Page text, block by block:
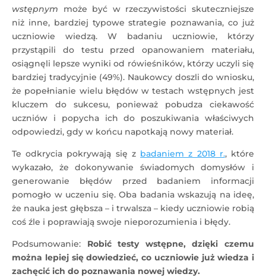
wstępnym może być w rzeczywistości skuteczniejsze
niż inne, bardziej typowe strategie poznawania, co już
uczniowie wiedzą. W badaniu uczniowie, którzy
przystąpili do testu przed opanowaniem materiału,
osiągnęli lepsze wyniki od rówieśników, którzy uczyli się
bardziej tradycyjnie (49%). Naukowcy doszli do wniosku,
że popełnianie wielu błędów w testach wstępnych jest
kluczem do sukcesu, ponieważ pobudza ciekawość
uczniów i popycha ich do poszukiwania właściwych
odpowiedzi, gdy w końcu napotkają nowy materiał.
Te odkrycia pokrywają się z badaniem z 2018 r., które
wykazało, że dokonywanie świadomych domysłów i
generowanie błędów przed badaniem informacji
pomogło w uczeniu się. Oba badania wskazują na ideę,
że nauka jest głębsza – i trwalsza – kiedy uczniowie robią
coś źle i poprawiają swoje nieporozumienia i błędy.
Podsumowanie: Robić testy wstępne, dzięki czemu
można lepiej się dowiedzieć, co uczniowie już wiedza i
zachęcić ich do poznawania nowej wiedzy.